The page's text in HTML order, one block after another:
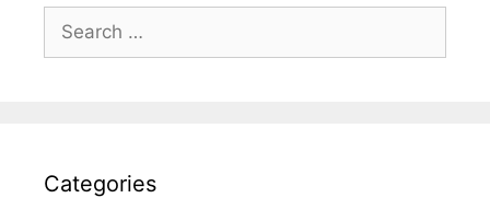
for:
Categories